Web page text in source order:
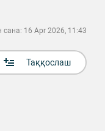
сана: 16 Apr 2026, 11:43
Таққослаш